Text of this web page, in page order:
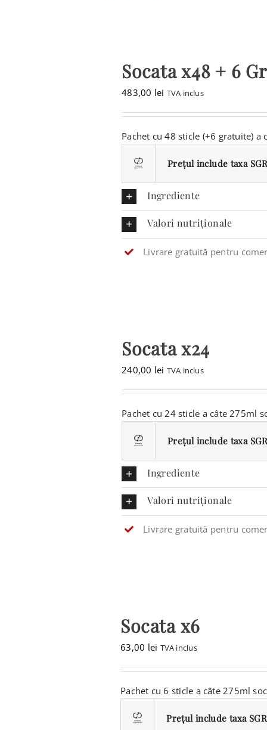
COȘ
Socata x48 + 6
483,00 lei TVA inclus
Pachet cu 48 sticle (+6 gratuite) a
Prețul include taxa
Ingrediente
Valori nutriționale
Livrare gratuită pentru
Socata x24
240,00 lei TVA inclus
Pachet cu 24 sticle a câte 275ml
Prețul include taxa
Ingrediente
Valori nutriționale
Livrare gratuită pentru
Socata x6
63,00 lei TVA inclus
Pachet cu 6 sticle a câte 275ml
Prețul include taxa